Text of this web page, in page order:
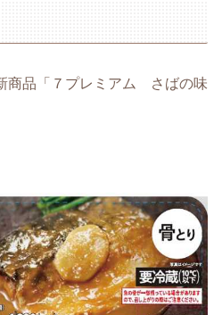
商品「７プレミアム さばの味